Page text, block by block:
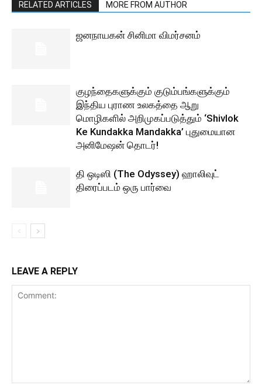
RELATED ARTICLES MORE FROM AUTHOR
ஜனநாயகன் சினிமா விமர்சனம்
குழந்தைகளுக்கும் குடும்பங்களுக்கும்
இந்திய புராண உலகத்தை ஆறு
மொழிகளில் அறிமுகப்படுத்தும் ‘Shivlok
Ke Kundakka Mandakka’ புதுமையான
அனிமேஷன் தொடர்!
தி ஒடிஸி (The Odyssey) ஹாலிவுட்
திரைப்படம் ஒரு பார்வை
LEAVE A REPLY